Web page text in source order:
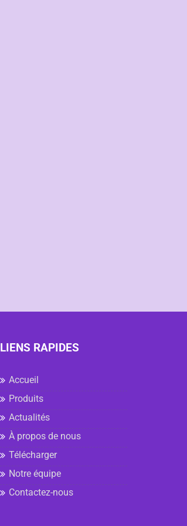
LIENS RAPIDES
Accueil
Produits
Actualités
À propos de nous
Télécharger
Notre équipe
Contactez-nous